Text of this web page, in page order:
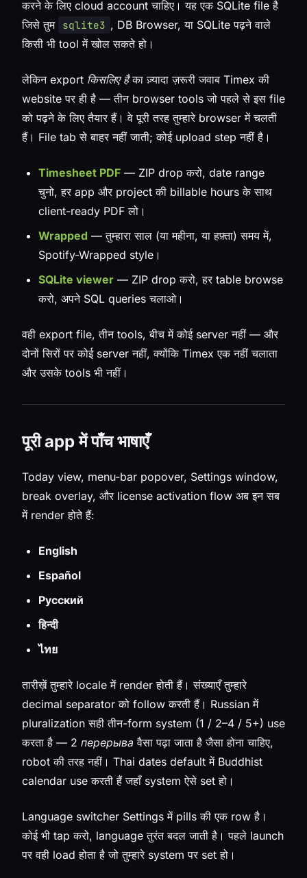
करने के लिए cloud account चाहिए। यह एक SQLite file है
जिसे तुम sqlite3 , DB Browser, या SQLite पढ़ने वाले
किसी भी tool में खोल सकते हो।
लेकिन export किसलिए हैका ज़्यादा ज़रूरी जवाब Timex की
website पर ही है — तीन browser tools जो पहले से इस file
को पढ़ने के लिए तैयार हैं। वे पूरी तरह तुम्हारे browser में चलती
हैं। File tab से बाहर नहीं जाती; कोई upload step नहीं है।
Timesheet PDF — ZIP drop करो, date range
चुनो, हर app और project की billable hours के साथ
client-ready PDF लो।
Wrapped — तुम्हारा साल (या महीना, या हफ़्ता) समय में,
Spotify-Wrapped style।
SQLite viewer — ZIP drop करो, हर table browse
करो, अपने SQL queries चलाओ।
वही export file, तीन tools, बीच में कोई server नहीं — और
दोनों सिरों पर कोई server नहीं, क्योंकि Timex एक नहीं चलाता
और उसके tools भी नहीं।
पूरी app में पाँच भाषाएँ
Today view, menu-bar popover, Settings window,
break overlay, और license activation flow अब इन सब
में render होते हैं:
English
Español
Русский
हिन्दी
ไทย
तारीख़ें तुम्हारे locale में render होती हैं। संख्याएँ तुम्हारे
decimal separator को follow करती हैं। Russian में
pluralization सही तीन-form system (1 / 2–4 / 5+) use
करता है — 2 перерыва वैसा पढ़ा जाता है जैसा होना चाहिए,
robot की तरह नहीं। Thai dates default में Buddhist
calendar use करती हैं जहाँ system ऐसे set हो।
Language switcher Settings में pills की एक row है।
कोई भी tap करो, language तुरंत बदल जाती है। पहले launch
पर वही load होता है जो तुम्हारे system पर set हो।